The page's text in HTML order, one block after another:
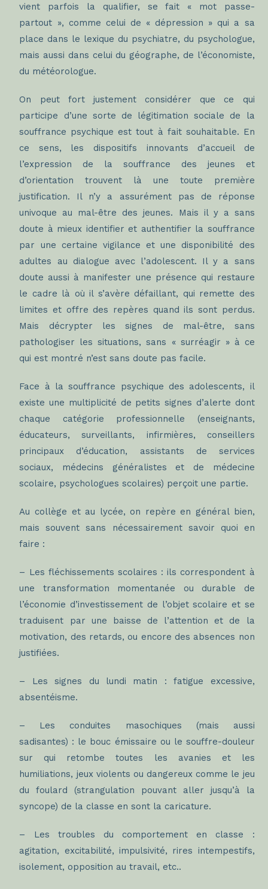
vient parfois la qualifier, se fait « mot passe-
partout », comme celui de « dépression » qui a sa
place dans le lexique du psychiatre, du psychologue,
mais aussi dans celui du géographe, de l’économiste,
du météorologue.
On peut fort justement considérer que ce qui
participe d’une sorte de légitimation sociale de la
souffrance psychique est tout à fait souhaitable. En
ce sens, les dispositifs innovants d’accueil de
l’expression de la souffrance des jeunes et
d’orientation trouvent là une toute première
justification. Il n’y a assurément pas de réponse
univoque au mal-être des jeunes. Mais il y a sans
doute à mieux identifier et authentifier la souffrance
par une certaine vigilance et une disponibilité des
adultes au dialogue avec l’adolescent. Il y a sans
doute aussi à manifester une présence qui restaure
le cadre là où il s’avère défaillant, qui remette des
limites et offre des repères quand ils sont perdus.
Mais décrypter les signes de mal-être, sans
pathologiser les situations, sans « surréagir » à ce
qui est montré n’est sans doute pas facile.
Face à la souffrance psychique des adolescents, il
existe une multiplicité de petits signes d’alerte dont
chaque catégorie professionnelle (enseignants,
éducateurs, surveillants, infirmières, conseillers
principaux d’éducation, assistants de services
sociaux, médecins généralistes et de médecine
scolaire, psychologues scolaires) perçoit une partie.
Au collège et au lycée, on repère en général bien,
mais souvent sans nécessairement savoir quoi en
faire :
– Les fléchissements scolaires : ils correspondent à
une transformation momentanée ou durable de
l’économie d’investissement de l’objet scolaire et se
traduisent par une baisse de l’attention et de la
motivation, des retards, ou encore des absences non
justifiées.
– Les signes du lundi matin : fatigue excessive,
absentéisme.
– Les conduites masochiques (mais aussi
sadisantes) : le bouc émissaire ou le souffre-douleur
sur qui retombe toutes les avanies et les
humiliations, jeux violents ou dangereux comme le jeu
du foulard (strangulation pouvant aller jusqu’à la
syncope) de la classe en sont la caricature.
– Les troubles du comportement en classe :
agitation, excitabilité, impulsivité, rires intempestifs,
isolement, opposition au travail, etc..